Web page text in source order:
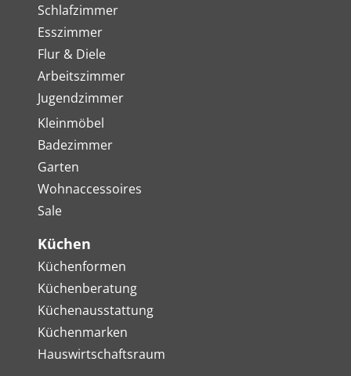
Schlafzimmer
Esszimmer
Flur & Diele
Arbeitszimmer
Jugendzimmer
Kleinmöbel
Badezimmer
Garten
Wohnaccessoires
Sale
Küchen
Küchenformen
Küchenberatung
Küchenausstattung
Küchenmarken
Hauswirtschaftsraum